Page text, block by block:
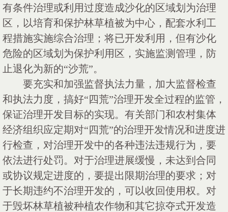
有条件治理或利用过度造成沙化的区域划为治理
区，以培育和保护林草植被为中心，配套水利工
程措施实施综合治理；将已开发利用，但有沙化
危险的区域划为保护利用区，实施监测管理，防
止退化为新的“沙荒”。
要充实和加强监督执法力量，加大监督检查
和执法力度，搞好“四荒”治理开发全过程的监管，
保证治理开发目标的实现。有关部门和农村集体
经济组织应定期对“四荒”的治理开发情况和进度进
行检查，对治理开发中的各种违法违规行为，要
依法进行处罚。对于治理进展缓慢，未达到合同
或协议规定进度的，要提出限期治理的要求；对
于长期违约不治理开发的，可以收回使用权。对
于毁坏林草植被种植农作物和其它掠夺式开发造